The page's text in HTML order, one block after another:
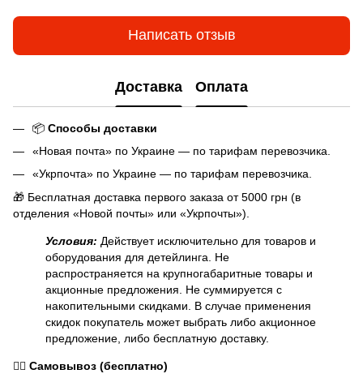
Написать отзыв
Доставка Оплата
📦 Способы доставки
«Новая почта» по Украине — по тарифам перевозчика.
«Укрпочта» по Украине — по тарифам перевозчика.
🎁 Бесплатная доставка первого заказа от 5000 грн (в
отделения «Новой почты» или «Укрпочты»).
Условия: Действует исключительно для товаров и
оборудования для детейлинга. Не
распространяется на крупногабаритные товары и
акционные предложения. Не суммируется с
накопительными скидками. В случае применения
скидок покупатель может выбрать либо акционное
предложение, либо бесплатную доставку.
🏃‍♂️ Самовывоз (бесплатно)